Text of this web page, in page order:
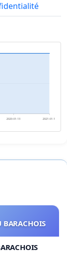
2020-01-13 2021-01-15
BARACHOIS